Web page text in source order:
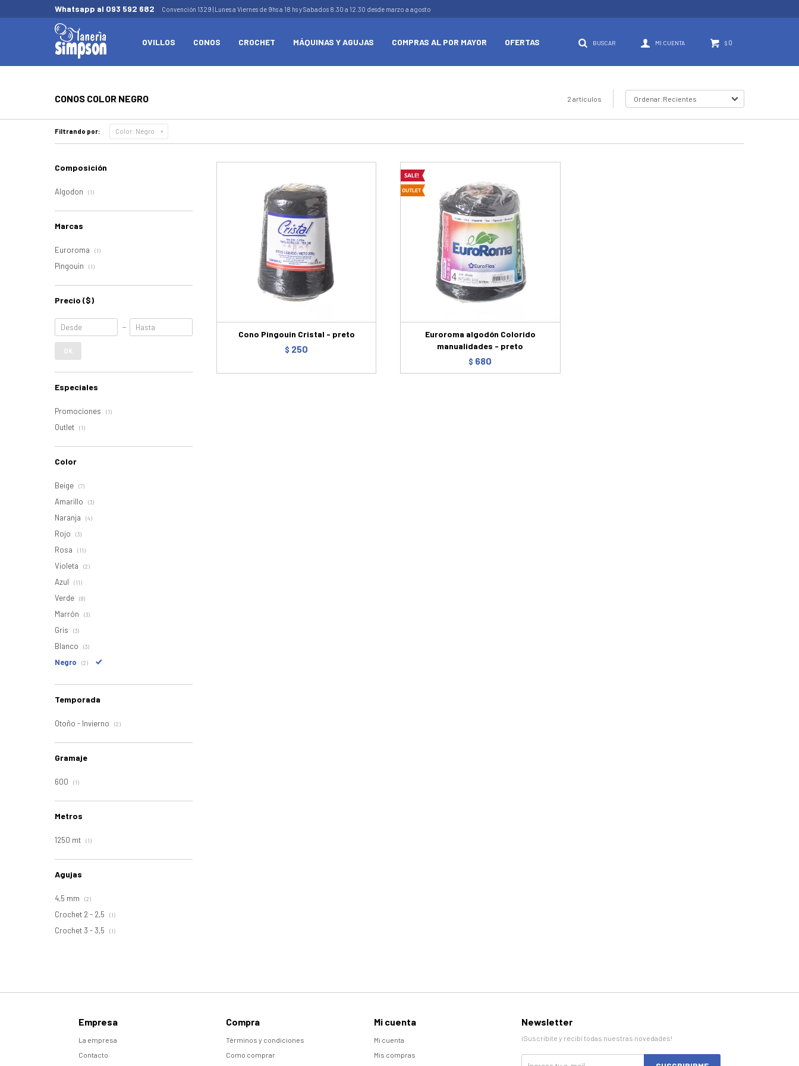
OVILLOS CONOS CROCHET MÁQUINAS Y AGUJAS COMPRAS AL POR MAYOR OFERTAS $ 0
Whatsapp al 093 592 682 Convención 1329 | Lunes a Viernes de 9hs a 18 hs y Sabados 8.30 a 12.30 desde marzo a agosto
CONOS COLOR NEGRO 2 artículos Recientes
Filtrando por: Color: Negro
Cono Pingouin Cristal - preto
$ 250
Euroroma algodón Colorido
manualidades - preto
$ 680
Marcas
Euroroma (1)
Pingouin (1)
Precio ($)
OK
Especiales
Promociones (1)
Outlet (1)
Color
Beige (7)
Amarillo (3)
Naranja (4)
Rojo (3)
Rosa (11)
Violeta (2)
Azul (11)
Verde (8)
Marrón (3)
Gris (3)
Blanco (3)
Negro (2)
Composición
Algodon (1)
Temporada
Otoño - Invierno (2)
Gramaje
600 (1)
Metros
1250 mt (1)
Agujas
4,5 mm (2)
Crochet 2 - 2,5 (1)
Crochet 3 - 3,5 (1)
Empresa
La empresa
Contacto
Compra
Términos y condiciones
Como comprar
Mi cuenta
Mi cuenta
Mis compras
Newsletter
¡Suscribite y recibí todas nuestras novedades!